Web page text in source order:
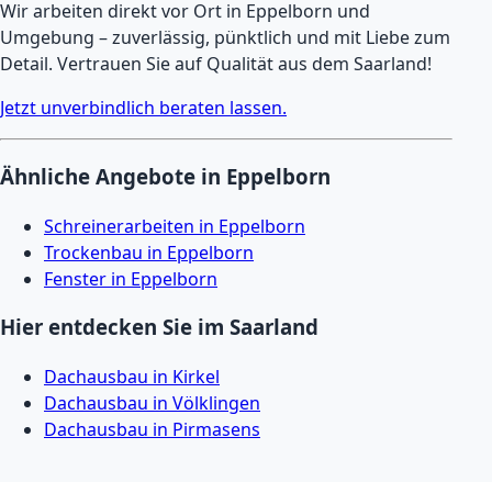
Wir arbeiten direkt vor Ort in Eppelborn und
Umgebung – zuverlässig, pünktlich und mit Liebe zum
Detail. Vertrauen Sie auf Qualität aus dem Saarland!
Jetzt unverbindlich beraten lassen.
Ähnliche Angebote in Eppelborn
Schreinerarbeiten in Eppelborn
Trockenbau in Eppelborn
Fenster in Eppelborn
Hier entdecken Sie im Saarland
Dachausbau in Kirkel
Dachausbau in Völklingen
Dachausbau in Pirmasens